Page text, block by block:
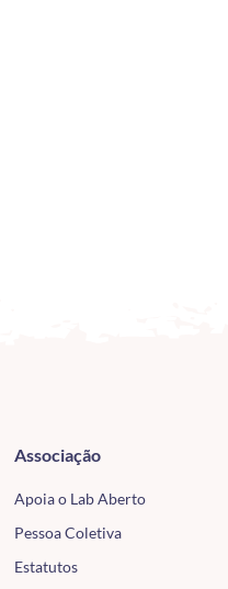
Associação
Apoia o Lab Aberto
Pessoa Coletiva
Estatutos